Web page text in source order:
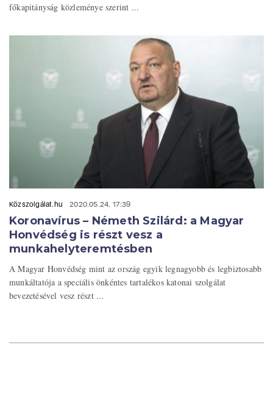
főkapitányság közleménye szerint ...
Közszolgálat.hu 2020.05.24. 17:39
Koronavírus – Németh Szilárd: a Magyar
Honvédség is részt vesz a
munkahelyteremtésben
A Magyar Honvédség mint az ország egyik legnagyobb és legbiztosabb
munkáltatója a speciális önkéntes tartalékos katonai szolgálat
bevezetésével vesz részt ...